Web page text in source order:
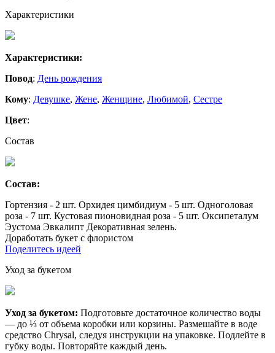
Характеристики
Характеристики:
Повод: День рождения
Кому: Девушке, Жене, Женщине, Любимой, Сестре
Цвет:
Состав
Состав:
Гортензия - 2 шт. Орхидея цимбидиум - 5 шт. Одноголовая
роза - 7 шт. Кустовая пионовидная роза - 5 шт. Оксипеталум
Эустома Эвкалипт Декоративная зелень.
Доработать букет с флористом
Поделитесь идеей
Уход за букетом
Уход за букетом: Подготовьте достаточное количество воды
— до ⅓ от объема коробки или корзины. Размешайте в воде
средство Chrysal, следуя инструкции на упаковке. Подлейте в
губку воды. Повторяйте каждый день.